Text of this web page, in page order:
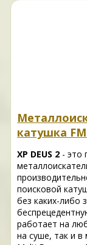
катушка
XP DEUS 2 - это
поисковой
без каких-либо
работает на
на суше, так и